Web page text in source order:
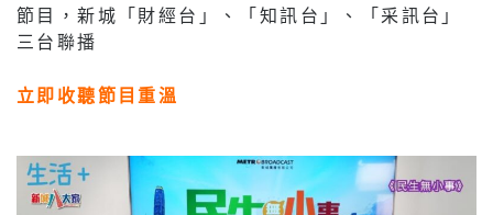
節目，新城「財經台」、「知訊台」、「采訊台」
三台聯播
立即收聽節目重溫